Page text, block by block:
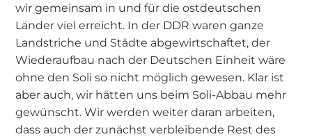
wir gemeinsam in und für die ostdeutschen
Länder viel erreicht. In der DDR waren ganze
Landstriche und Städte abgewirtschaftet, der
Wiederaufbau nach der Deutschen Einheit wäre
ohne den Soli so nicht möglich gewesen. Klar ist
aber auch, wir hätten uns beim Soli-Abbau mehr
gewünscht. Wir werden weiter daran arbeiten,
dass auch der zunächst verbleibende Rest des